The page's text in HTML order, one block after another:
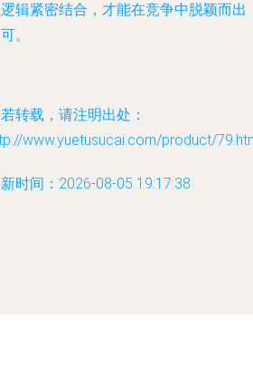
辑紧密结合，才能在竞争中脱颖而
。
转载，请注明出处：
www.yuetusucai.com/product/
时间：2026-08-05 19:17:38